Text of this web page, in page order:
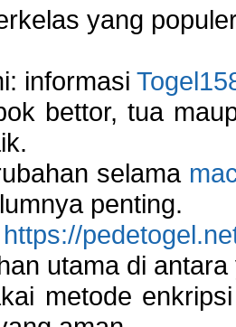
yang
informasi
bettor, tua
selama
penting.
https://
utama di
metode